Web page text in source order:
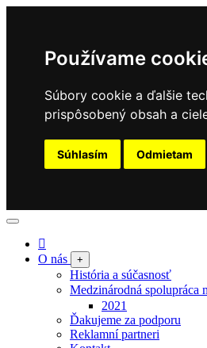
Používame
Súbory cookie a ďalšie
prispôsobený obsah a
Súhlasím Odmietam
O nás +
História a súčasnosť
Medzinárodná spolupráca
2021
Ďakujeme za podporu
Reklamní partneri